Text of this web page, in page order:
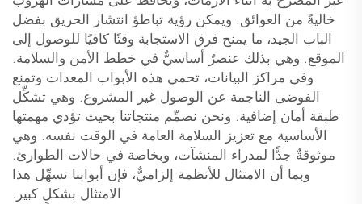
خاليةً من العوائق. ويمكن رؤية تباطؤ انتشار الحريق بفضل
الباب الجيد، ما يمنح فرق الاستجابة وقتًا كافيًا للوصول إلى
الموقع. وهي بذلك عنصرٌ أساسيٌّ في خطط الأمن والسلامة.
وفي مراكز البيانات، تحمي هذه الأبواب المعدات وتمنع
الفوضى الناجمة عن الوصول غير المشروع. وهي تشكِّل
طبقة أمان إضافية. ونحن نصمِّم منتجاتنا بحيث تؤدي مهمتها
الأساسية مع تعزيز السلامة العامة في الوقت نفسه. وهي
موثوقةٌ جدًّا لمدراء المنشآت، وبخاصة في حالات الطوارئ.
وبما أن الامتثال للأنظمة إلزاميٌّ، فإن أبوابنا تسهِّل هذا
الامتثال بشكلٍ كبير.